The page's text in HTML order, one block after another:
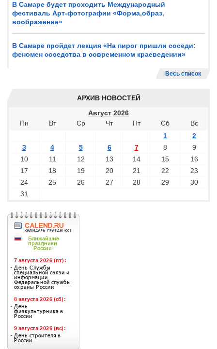
В Самаре будет проходить Международный
фестиваль Арт-фотографии «Форма,образ,
воображение»
В Самаре пройдет лекция «На пирог пришли соседи:
феномен соседства в современном краеведении»
Весь список
АРХИВ НОВОСТЕЙ
Август 2026
Пн
Вт Ср Чт Пт Сб
Вс
1
2
3
4 5 6 7 8
9
10
11 12 13 14 15
16
17
18 19 20 21 22
23
24
25 26 27 28 29
30
31